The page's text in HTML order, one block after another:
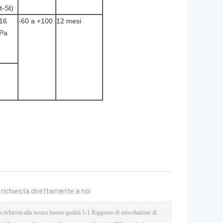
St)
-60 a +100 12 mesi
richiesta direttamente a noi